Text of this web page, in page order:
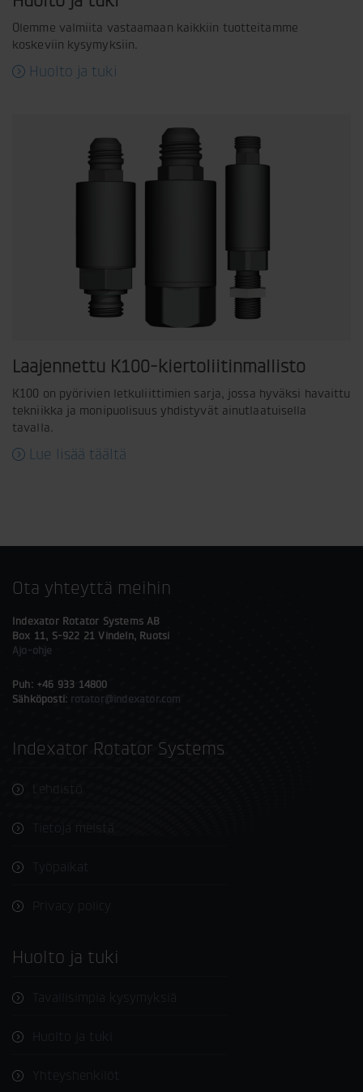
Olemme valmiita vastaamaan kaikkiin tuotteitamme
koskeviin kysymyksiin.
Huolto ja tuki
Laajennettu K100-kiertoliitinmallisto
K100 on pyörivien letkuliittimien sarja, jossa hyväksi havaittu
tekniikka ja monipuolisuus yhdistyvät ainutlaatuisella
tavalla.
Lue lisää täältä
Ota yhteyttä meihin
Indexator Rotator Systems AB
Box 11, S-922 21 Vindeln, Ruotsi
Ajo-ohje
Puh: +46 933 14800
Sähköposti: rotator@indexator.com
Indexator Rotator Systems
Lehdistö
Tietoja meistä
Työpaikat
Huolto ja tuki
Tavallisimpia kysymyksiä
Huolto ja tuki
Yhteyshenkilöt